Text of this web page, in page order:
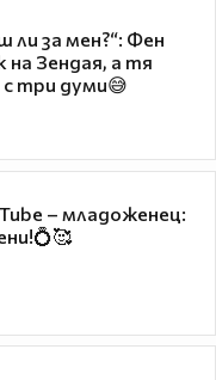
за мен?“: Фен
на Зендая, а тя
три думи😅
– младоженец: